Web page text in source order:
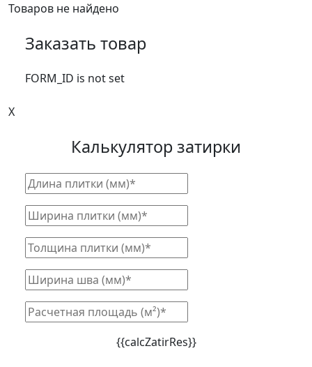
Товаров не найдено
Заказать товар
FORM_ID is not set
X
Калькулятор затирки
{{calcZatirRes}}